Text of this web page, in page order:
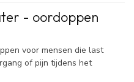
- oordoppen
voor mensen die last
of pijn tijdens het